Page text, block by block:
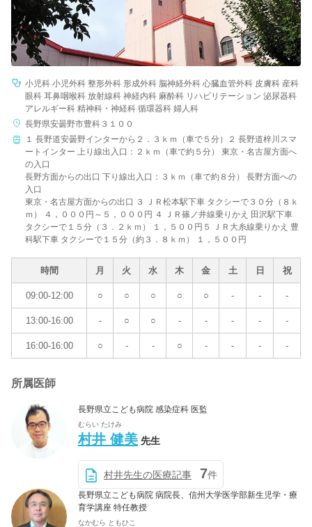
小児科 小児外科 整形外科 形成外科 脳神経外科 心臓血管外科 皮膚科 産科
眼科 耳鼻咽喉科 放射線科 神経内科 麻酔科 リハビリテーション 泌尿器科
アレルギー科 精神科・神経科 循環器科 婦人科
長野県安曇野市豊科３１００
１ 長野道安曇野インターから２．３ｋｍ（車で５分）２ 長野道梓川スマ
ートインター 上り線出入口：２ｋｍ（車で約５分） 東京・名古屋方面へ
の入口
長野方面からの出口 下り線出入口：３ｋｍ（車で約８分） 長野方面への
入口
東京・名古屋方面からの出口 ３ ＪＲ松本駅下車 タクシーで３０分（８ｋ
ｍ） ４，０００円～５，０００円 ４ ＪＲ篠ノ井線乗りかえ 田沢駅下車
タクシーで１５分（３．２ｋｍ） １，５００円５ ＪＲ大糸線乗りかえ 豊
科駅下車 タクシーで１５分（約３．８ｋｍ） １，５００円
時間 月 火 水 木 金 土 日 祝
09:00-12:00 ○ ○ ○ ○ ○ - - -
13:00-16:00 - ○ ○ - - - - -
16:00-16:00 ○ - - ○ - - - -
所属医師
長野県立こども病院 感染症科 医監
むらい たけみ
村井 健美 先生
村井先生の医療記事 7件
長野県立こども病院 病院長、信州大学医学部新生児学・療
育学講座 特任教授
なかむら ともひこ